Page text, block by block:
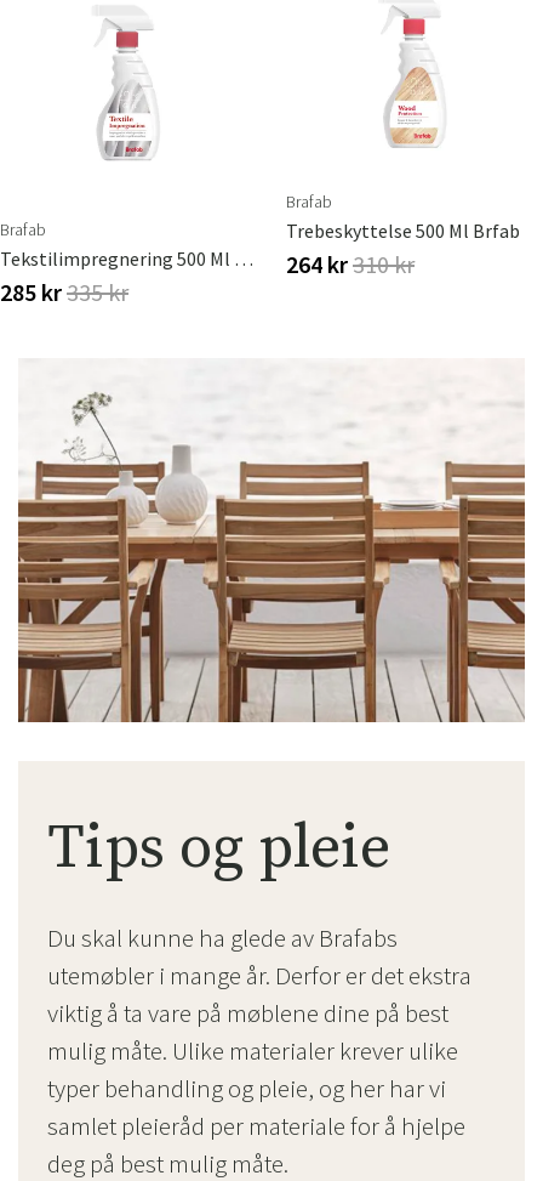
Sverige
Norge
Brafab
Tekstilimpregnering 500 Ml Brafab
285 kr335 kr
Brafab
Trebeskyttelse 500 Ml Brfab
264 kr310 kr
Tips og pleie
Du skal kunne ha glede av Brafabs
utemøbler i mange år. Derfor er det ekstra
viktig å ta vare på møblene dine på best
mulig måte. Ulike materialer krever ulike
typer behandling og pleie, og her har vi
samlet pleieråd per materiale for å hjelpe
deg på best mulig måte.